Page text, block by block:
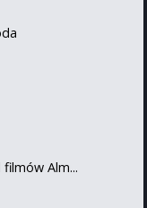
Alm...